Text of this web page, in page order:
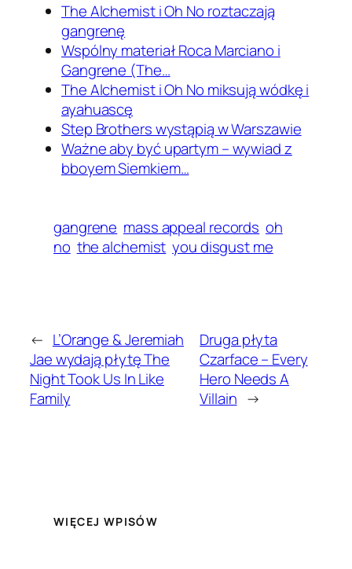
The Alchemist i Oh No roztaczają
gangrenę
Wspólny materiał Roca Marciano i
Gangrene (The…
The Alchemist i Oh No miksują wódkę i
ayahuascę
Step Brothers wystąpią w Warszawie
Ważne aby być upartym – wywiad z
bboyem Siemkiem…
gangrene mass appeal records oh
no the alchemist you disgust me
← L’Orange & Jeremiah
Jae wydają płytę The
Night Took Us In Like
Family
Druga płyta
Czarface – Every
Hero Needs A
Villain →
WIĘCEJ WPISÓW